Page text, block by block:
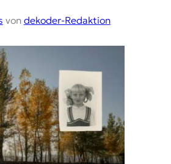
von dekoder-Redaktion